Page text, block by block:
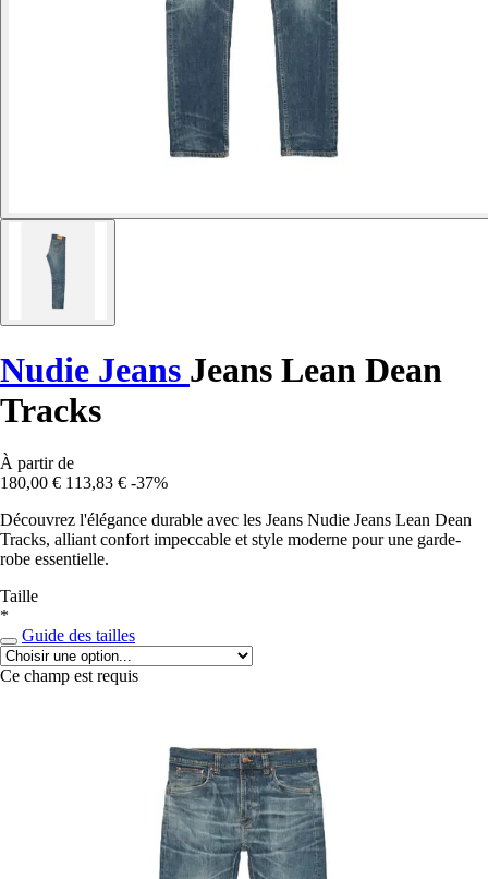
Nudie Jeans Jeans Lean Dean
Tracks
À partir de
180,00 € 113,83 € -37%
Découvrez l'élégance durable avec les Jeans Nudie Jeans Lean Dean
Tracks, alliant confort impeccable et style moderne pour une garde-
robe essentielle.
Taille
*
Guide des tailles
Ce champ est requis